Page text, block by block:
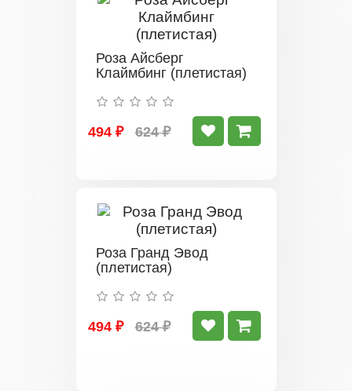
Роза Айсберг
Клаймбинг (плетистая)
494 ₽ 624 ₽
Роза Гранд Эвод
(плетистая)
494 ₽ 624 ₽